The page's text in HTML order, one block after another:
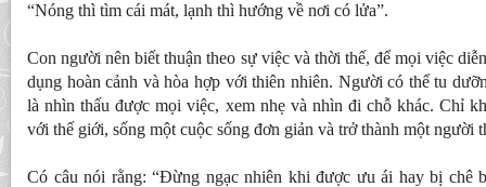
“Nóng thì tìm cái mát, lạnh thì hướng về nơi có lửa”.
Con người nên biết thuận theo sự việc và thời thế, để mọi việc
dụng hoàn cảnh và hòa hợp với thiên nhiên. Người có thể tu
là nhìn thấu được mọi việc, xem nhẹ và nhìn đi chỗ khác. Chỉ
với thế giới, sống một cuộc sống đơn giản và trở thành một người
Có câu nói rằng: “Đừng ngạc nhiên khi được ưu ái hay bị chê